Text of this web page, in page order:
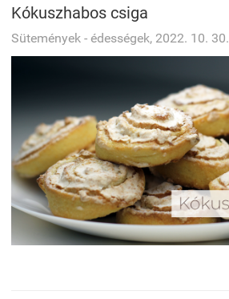
Kókuszhabos csiga
Sütemények - édességek, 2022. 10. 30.